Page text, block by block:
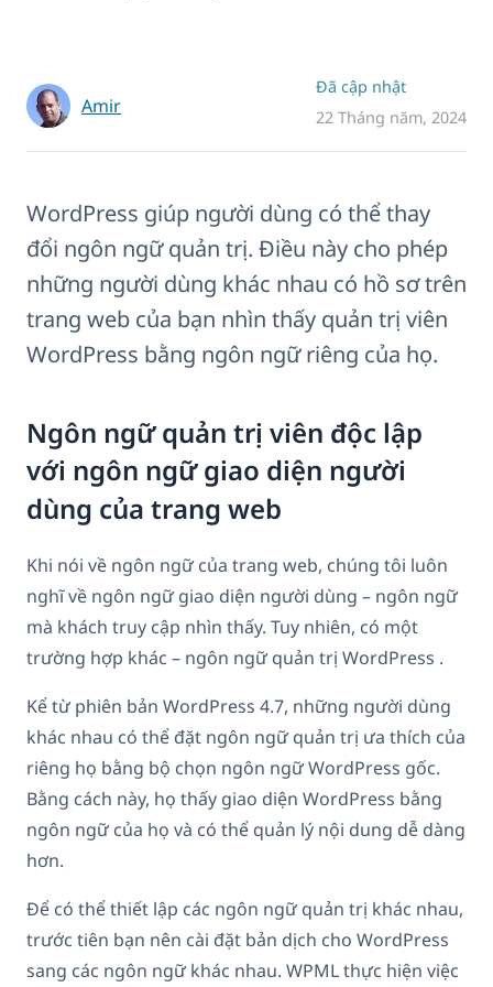
Amir
Đã cập nhật
22 Tháng năm, 2024
WordPress giúp người dùng có thể thay
đổi ngôn ngữ quản trị. Điều này cho phép
những người dùng khác nhau có hồ sơ trên
trang web của bạn nhìn thấy quản trị viên
WordPress bằng ngôn ngữ riêng của họ.
Ngôn ngữ quản trị viên độc lập
với ngôn ngữ giao diện người
dùng của trang web
Khi nói về ngôn ngữ của trang web, chúng tôi luôn
nghĩ về ngôn ngữ giao diện người dùng – ngôn ngữ
mà khách truy cập nhìn thấy. Tuy nhiên, có một
trường hợp khác – ngôn ngữ quản trị WordPress .
Kể từ phiên bản WordPress 4.7, những người dùng
khác nhau có thể đặt ngôn ngữ quản trị ưa thích của
riêng họ bằng bộ chọn ngôn ngữ WordPress gốc.
Bằng cách này, họ thấy giao diện WordPress bằng
ngôn ngữ của họ và có thể quản lý nội dung dễ dàng
hơn.
Để có thể thiết lập các ngôn ngữ quản trị khác nhau,
trước tiên bạn nên cài đặt bản dịch cho WordPress
sang các ngôn ngữ khác nhau. WPML thực hiện việc